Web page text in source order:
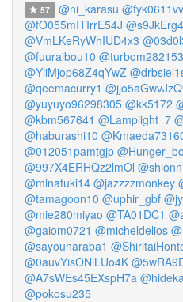
57 @ni_karasu @fyk0611vv
@fO055mITIrrE54J
@VmLKeRyWhIUD4x3
@fuuraibou10
@YiiMjop68Z4qYwZ
@qeemacurry1
@yuyuyo96298305 @kk5172
@kbm567641 @Lamplight_7
@haburashi10
@012051pamtgjp
@997X4ERHQz2lmOl
@minatuki14 @jazzzzmonkey
@tamagoon10 @uphir_gbf
@mie280miyao @TA01DC1
@gaiom0721 @micheldelios
@sayounaraba1
@0auvYisONlLUo4K
@A7sWEs45EXspH7a
@pokosu235